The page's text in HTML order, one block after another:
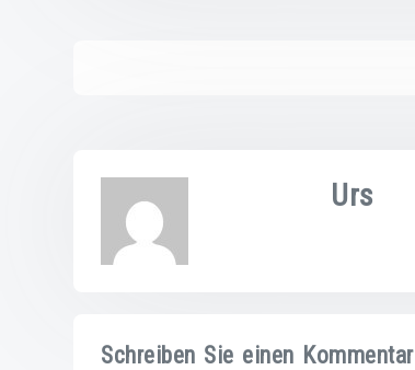
Urs
Schreiben Sie einen Kommentar